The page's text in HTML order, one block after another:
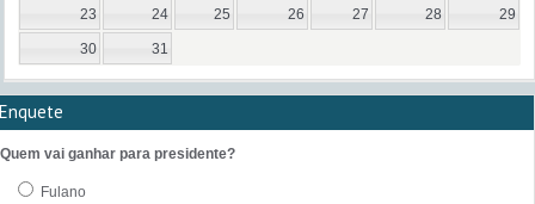
23 24 25 26 27 28 29
30 31
Enquete
Quem vai ganhar para presidente?
Fulano